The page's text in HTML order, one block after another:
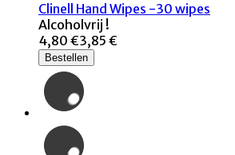
Clinell Hand Wipes -30 wipes
Alcoholvrij !
4,80 €3,85 €
Bestellen